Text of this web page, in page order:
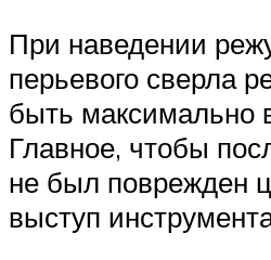
При наведении
перьевого сверла
быть максимально
Главное, чтобы
не был поврежден
выступ